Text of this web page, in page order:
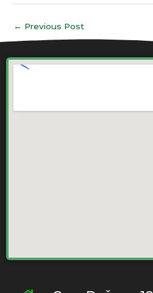
← Previous Post